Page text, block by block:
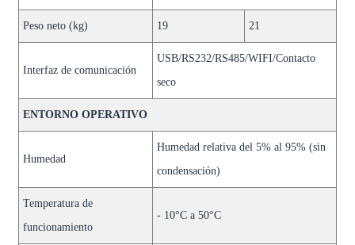
Peso neto (kg) 19 21
Interfaz de comunicación
USB/RS232/RS485/WIFI/Contacto
seco
ENTORNO OPERATIVO
Humedad
Humedad relativa del 5% al ​​95% (sin
condensación)
Temperatura de
funcionamiento
- 10°C a 50°C